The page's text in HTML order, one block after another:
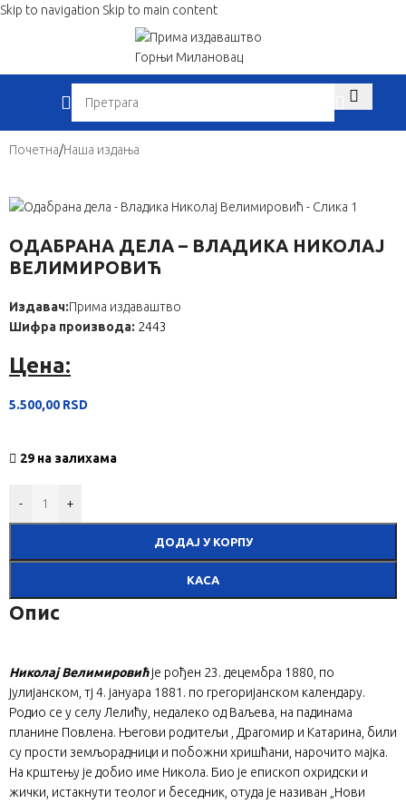
Skip to navigation Skip to main content
When
Почетна/Наша издања
ОДАБРАНА ДЕЛА – ВЛАДИКА НИКОЛАЈ
ВЕЛИМИРОВИЋ
Издавач:Прима издаваштво
Шифра производа: 2443
Цена:
5.500,00 RSD
29 на залихама
- +
ДОДАЈ У КОРПУ
КАСА
Опис
Николај Велимировићје рођен 23. децембра 1880, по
јулијанском, тј 4. јануара 1881. по грегоријанском календару.
Родио се у селу Лелићу, недалеко од Ваљева, на падинама
планине Повлена. Његови родитељи , Драгомир и Катарина, били
су прости земљорадници и побожни хришћани, нарочито мајка.
На крштењу је добио име Никола. Био је епископ охридски и
жички, истакнути теолог и беседник, отуда је називан „Нови